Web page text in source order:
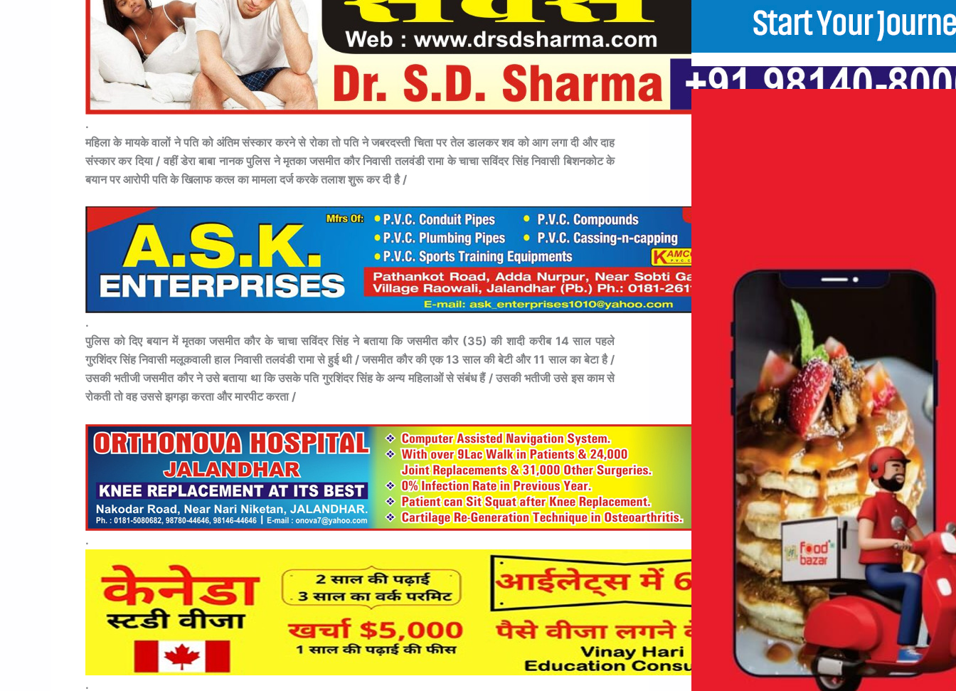
.
महिला के मायके वालों ने पति को अंतिम संस्कार करने से रोका तो पति ने जबरदस्ती चिता पर तेल डालकर शव को आग लगा दी और दाह
संस्कार कर दिया / वहीं डेरा बाबा नानक पुलिस ने मृतका जसमीत कौर निवासी तलवंडी रामा के चाचा सविंदर सिंह निवासी बिशनकोट के
बयान पर आरोपी पति के खिलाफ कत्ल का मामला दर्ज करके तलाश शुरू कर दी है /
.
पुलिस को दिए बयान में मृतका जसमीत कौर के चाचा सविंदर सिंह ने बताया कि जसमीत कौर (35) की शादी करीब 14 साल पहले
गुरशिंदर सिंह निवासी मलूकवाली हाल निवासी तलवंडी रामा से हुई थी / जसमीत कौर की एक 13 साल की बेटी और 11 साल का बेटा है /
उसकी भतीजी जसमीत कौर ने उसे बताया था कि उसके पति गुरशिंदर सिंह के अन्य महिलाओं से संबंध हैं / उसकी भतीजी उसे इस काम से
रोकती तो वह उससे झगड़ा करता और मारपीट करता /
.
.